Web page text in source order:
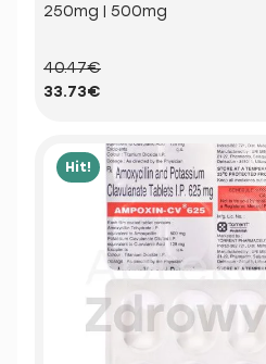
250mg | 500mg
40.47€
33.73€
Hit!